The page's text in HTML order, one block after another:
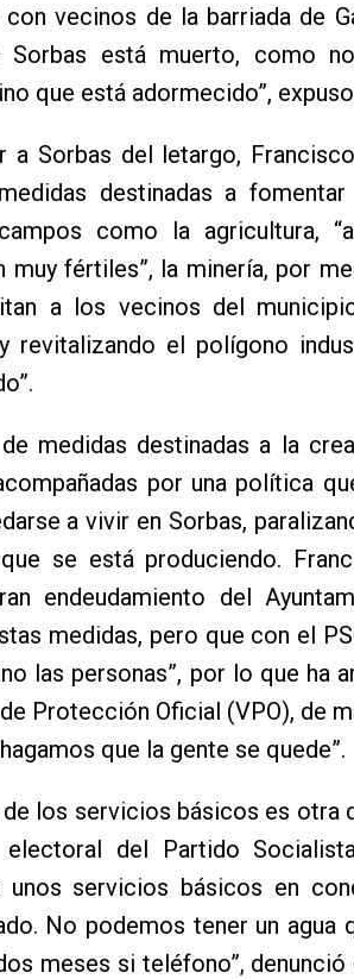
con vecinos de la barriada de
Sorbas está muerto, como
que está adormecido”,
a Sorbas del letargo,
destinadas a
como la agricultura,
muy fértiles”, la minería, por
a los vecinos del
revitalizando el polígono
medidas destinadas a la
por una política
a vivir en Sorbas,
se está produciendo.
endeudamiento del
medidas, pero que con el
las personas”, por lo que ha
Protección Oficial (VPO), de
que la gente se quede”.
de los servicios básicos es otra
electoral del Partido
unos servicios básicos en
No podemos tener un agua
meses si teléfono”,